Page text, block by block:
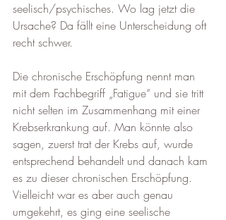
seelisch/psychisches. Wo lag jetzt die
Ursache? Da fällt eine Unterscheidung oft
recht schwer.
Die chronische Erschöpfung nennt man
mit dem Fachbegriff „Fatigue“ und sie tritt
nicht selten im Zusammenhang mit einer
Krebserkrankung auf. Man könnte also
sagen, zuerst trat der Krebs auf, wurde
entsprechend behandelt und danach kam
es zu dieser chronischen Erschöpfung.
Vielleicht war es aber auch genau
umgekehrt, es ging eine seelische